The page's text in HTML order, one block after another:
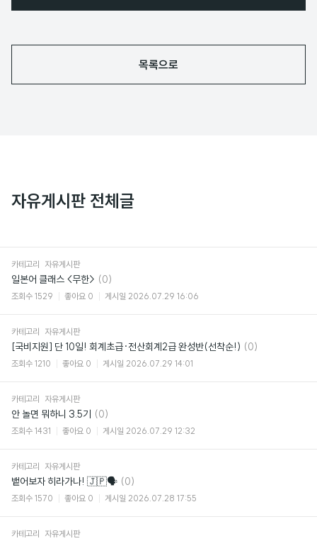
목록으로
자유게시판 전체글
카테고리 자유게시판
일본어 클래스 <무한> 댓
(0)
조회수 1529 좋아요 0 게시일 2026.07.29 16:06
카테고리 자유게시판
[국비지원] 단 10일! 회계초급·전산회계2급 완성반(선착순!) 댓
(0)
조회수 1210 좋아요 0 게시일 2026.07.29 14:01
카테고리 자유게시판
안 놀면 뭐하니 3.5기
댓
(0)
조회수 1431 좋아요 0 게시일 2026.07.29 12:32
카테고리 자유게시판
뱉어보자 히라가나! 🇯🇵🗣️ 댓
글
(0)
조회수 1570 좋아요 0 게시일 2026.07.28 17:55
카테고리 자유게시판